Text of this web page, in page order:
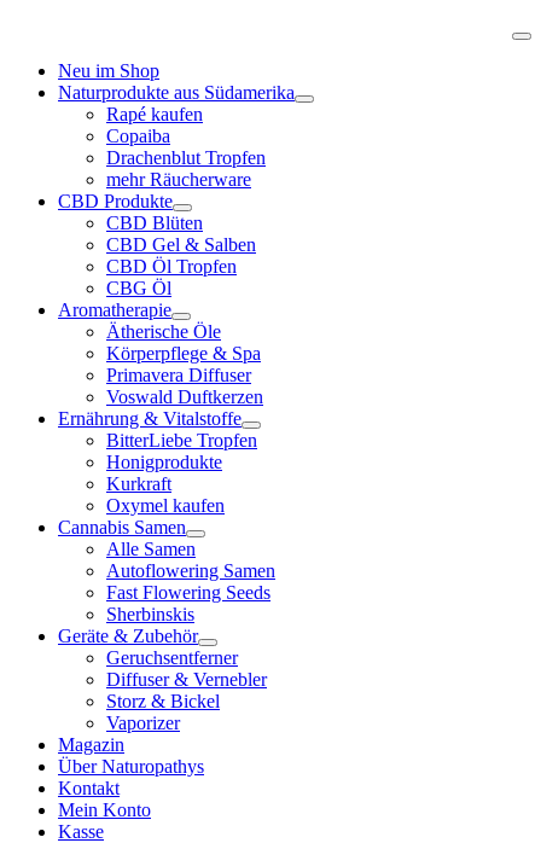
Neu im Shop
Naturprodukte aus Südamerika
Rapé kaufen
Copaiba
Drachenblut Tropfen
mehr Räucherware
CBD Produkte
CBD Blüten
CBD Gel & Salben
CBD Öl Tropfen
CBG Öl
Aromatherapie
Ätherische Öle
Körperpflege & Spa
Primavera Diffuser
Voswald Duftkerzen
Ernährung & Vitalstoffe
BitterLiebe Tropfen
Honigprodukte
Kurkraft
Oxymel kaufen
Cannabis Samen
Alle Samen
Autoflowering Samen
Fast Flowering Seeds
Sherbinskis
Geräte & Zubehör
Geruchsentferner
Diffuser & Vernebler
Storz & Bickel
Vaporizer
Magazin
Über Naturopathys
Kontakt
Mein Konto
Kasse